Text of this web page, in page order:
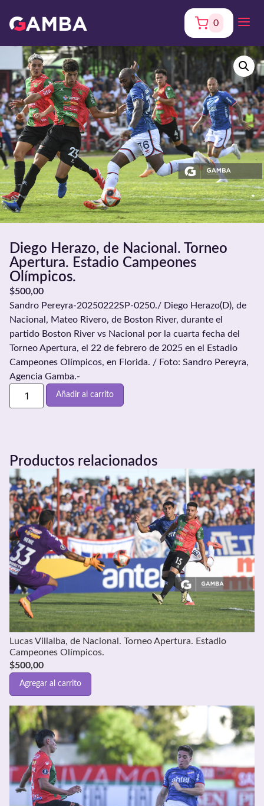
0
Diego Herazo, de Nacional. Torneo
Apertura. Estadio Campeones
Olímpicos.
$500,00
Sandro Pereyra-20250222SP-0250./ Diego Herazo(D), de
Nacional, Mateo Rivero, de Boston River, durante el
partido Boston River vs Nacional por la cuarta fecha del
Torneo Apertura, el 22 de febrero de 2025 en el Estadio
Campeones Olímpicos, en Florida. / Foto: Sandro Pereyra,
Agencia Gamba.-
Añadir al carrito
Productos relacionados
Lucas Villalba, de Nacional. Torneo Apertura. Estadio
Campeones Olímpicos.
$500,00
Agregar al carrito